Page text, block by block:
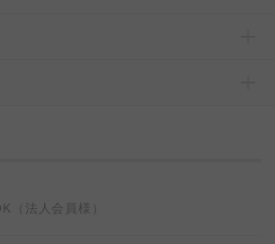
（法人会員様）